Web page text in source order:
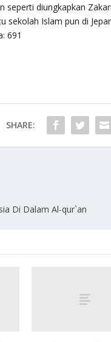
seperti diungkapkan
sekolah Islam pun di
691
SHARE:
Di Dalam Al-qur`an